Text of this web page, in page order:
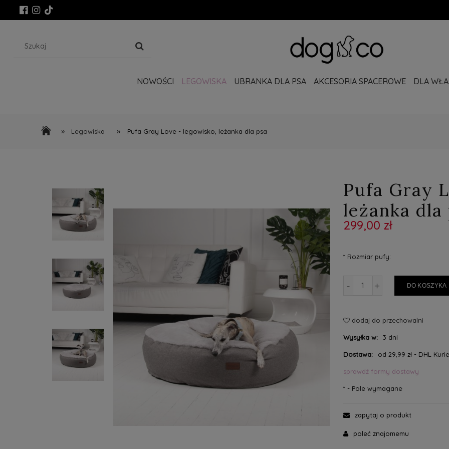
NOWOŚCI LEGOWISKA UBRANKA DLA PSA AKCESORIA SPACEROWE DLA
» Legowiska » Pufa Gray Love - legowisko, leżanka dla psa
Pufa Gray
leżanka dla
299,00 zł
*Rozmiar pufy:
- + DO KOSZYKA
dodaj do przechowalni
Wysyłka w: 3 dni
Dostawa: od 29,99 zł - DHL
sprawdź formy dostawy
*- Pole wymagane
zapytaj o produkt
poleć znajomemu